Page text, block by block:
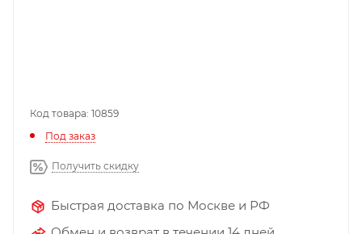
Код товара: 10859
Под заказ
Получить скидку
Быстрая доставка по Москве и РФ